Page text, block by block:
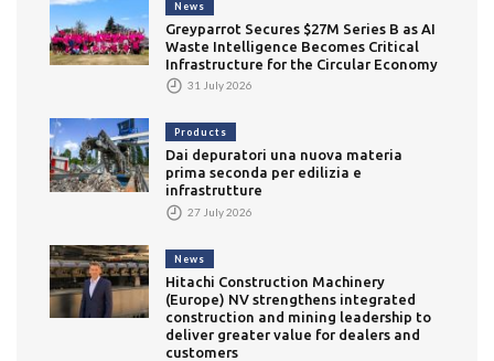
News
Greyparrot Secures $27M Series B as AI
Waste Intelligence Becomes Critical
Infrastructure for the Circular Economy
31 July 2026
Products
Dai depuratori una nuova materia
prima seconda per edilizia e
infrastrutture
27 July 2026
News
Hitachi Construction Machinery
(Europe) NV strengthens integrated
construction and mining leadership to
deliver greater value for dealers and
customers